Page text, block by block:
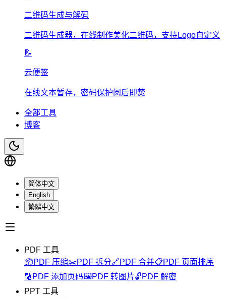
二维码生成与解码
二维码生成器，在线制作美化二维码，支持Logo自定义
📝
云便签
在线文本暂存，密码保护阅后即焚
全部工具
博客
简体中文
English
繁體中文
PDF 工具
📦PDF 压缩✂️PDF 拆分🔗PDF 合并📋PDF 页面排序
🔢 PDF 添加页码🖼️PDF 转图片🔓PDF 解密
PPT 工具